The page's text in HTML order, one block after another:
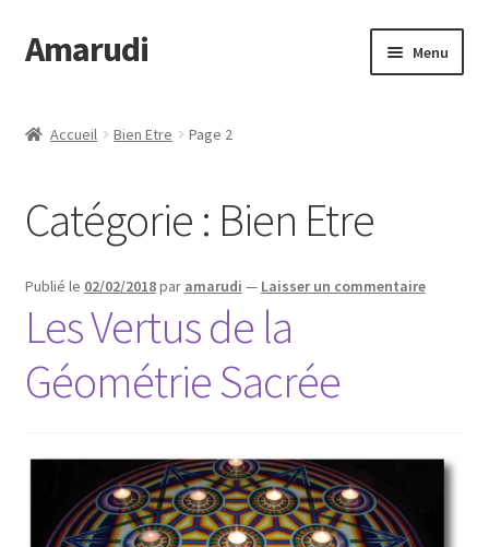
Aller
à
navigation
Aller
au
Amarudi Menu
Ateliers en ligne
Boutique
Commande
Crop Circles
Mandalathèque
Accueil Bien Etre Page 2
Catégorie : Bien Etre
Publié le 02/02/2018par amarudi — Laisser un commentaire
Les Vertus de la
Géométrie Sacrée